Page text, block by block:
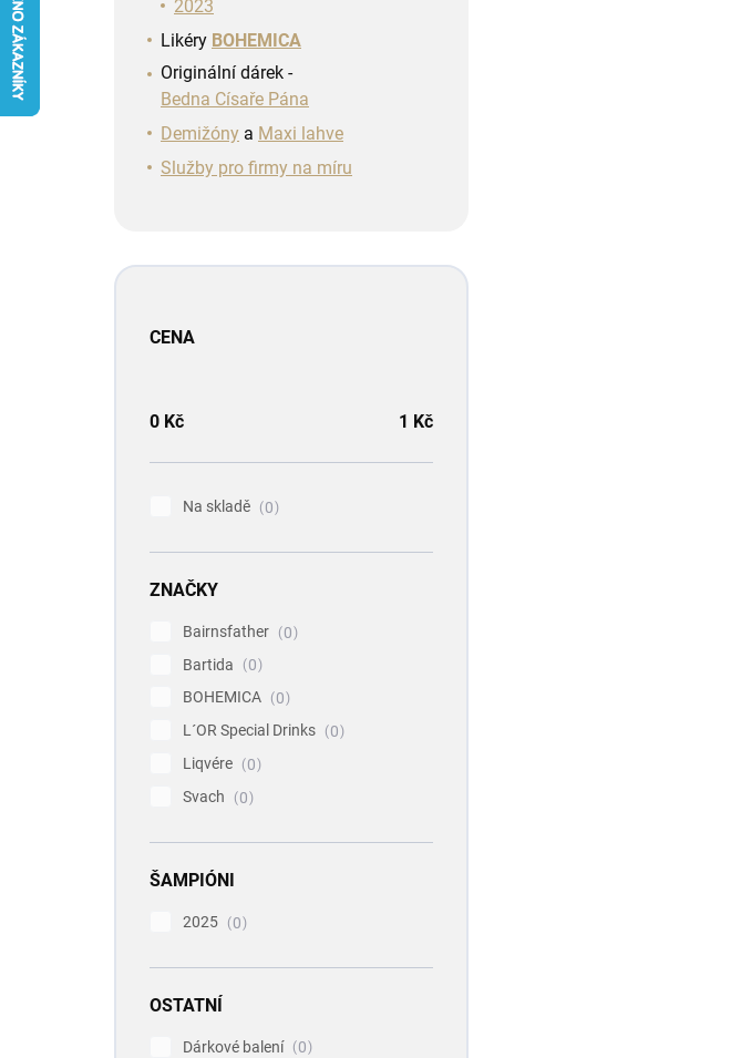
2023
Likéry BOHEMICA
Originální dárek -
Bedna Císaře Pána
Demižóny a Maxi lahve
Služby pro firmy na míru
CENA
0 Kč 1 Kč
Na skladě 0
ZNAČKY
Bairnsfather
0
Bartida
0
BOHEMICA
0
L´OR Special Drinks
0
Liqvére
0
Svach
0
ŠAMPIÓNI
2025 0
OSTATNÍ
Dárkové balení
0